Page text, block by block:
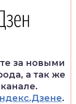
за новыми
а так же
.